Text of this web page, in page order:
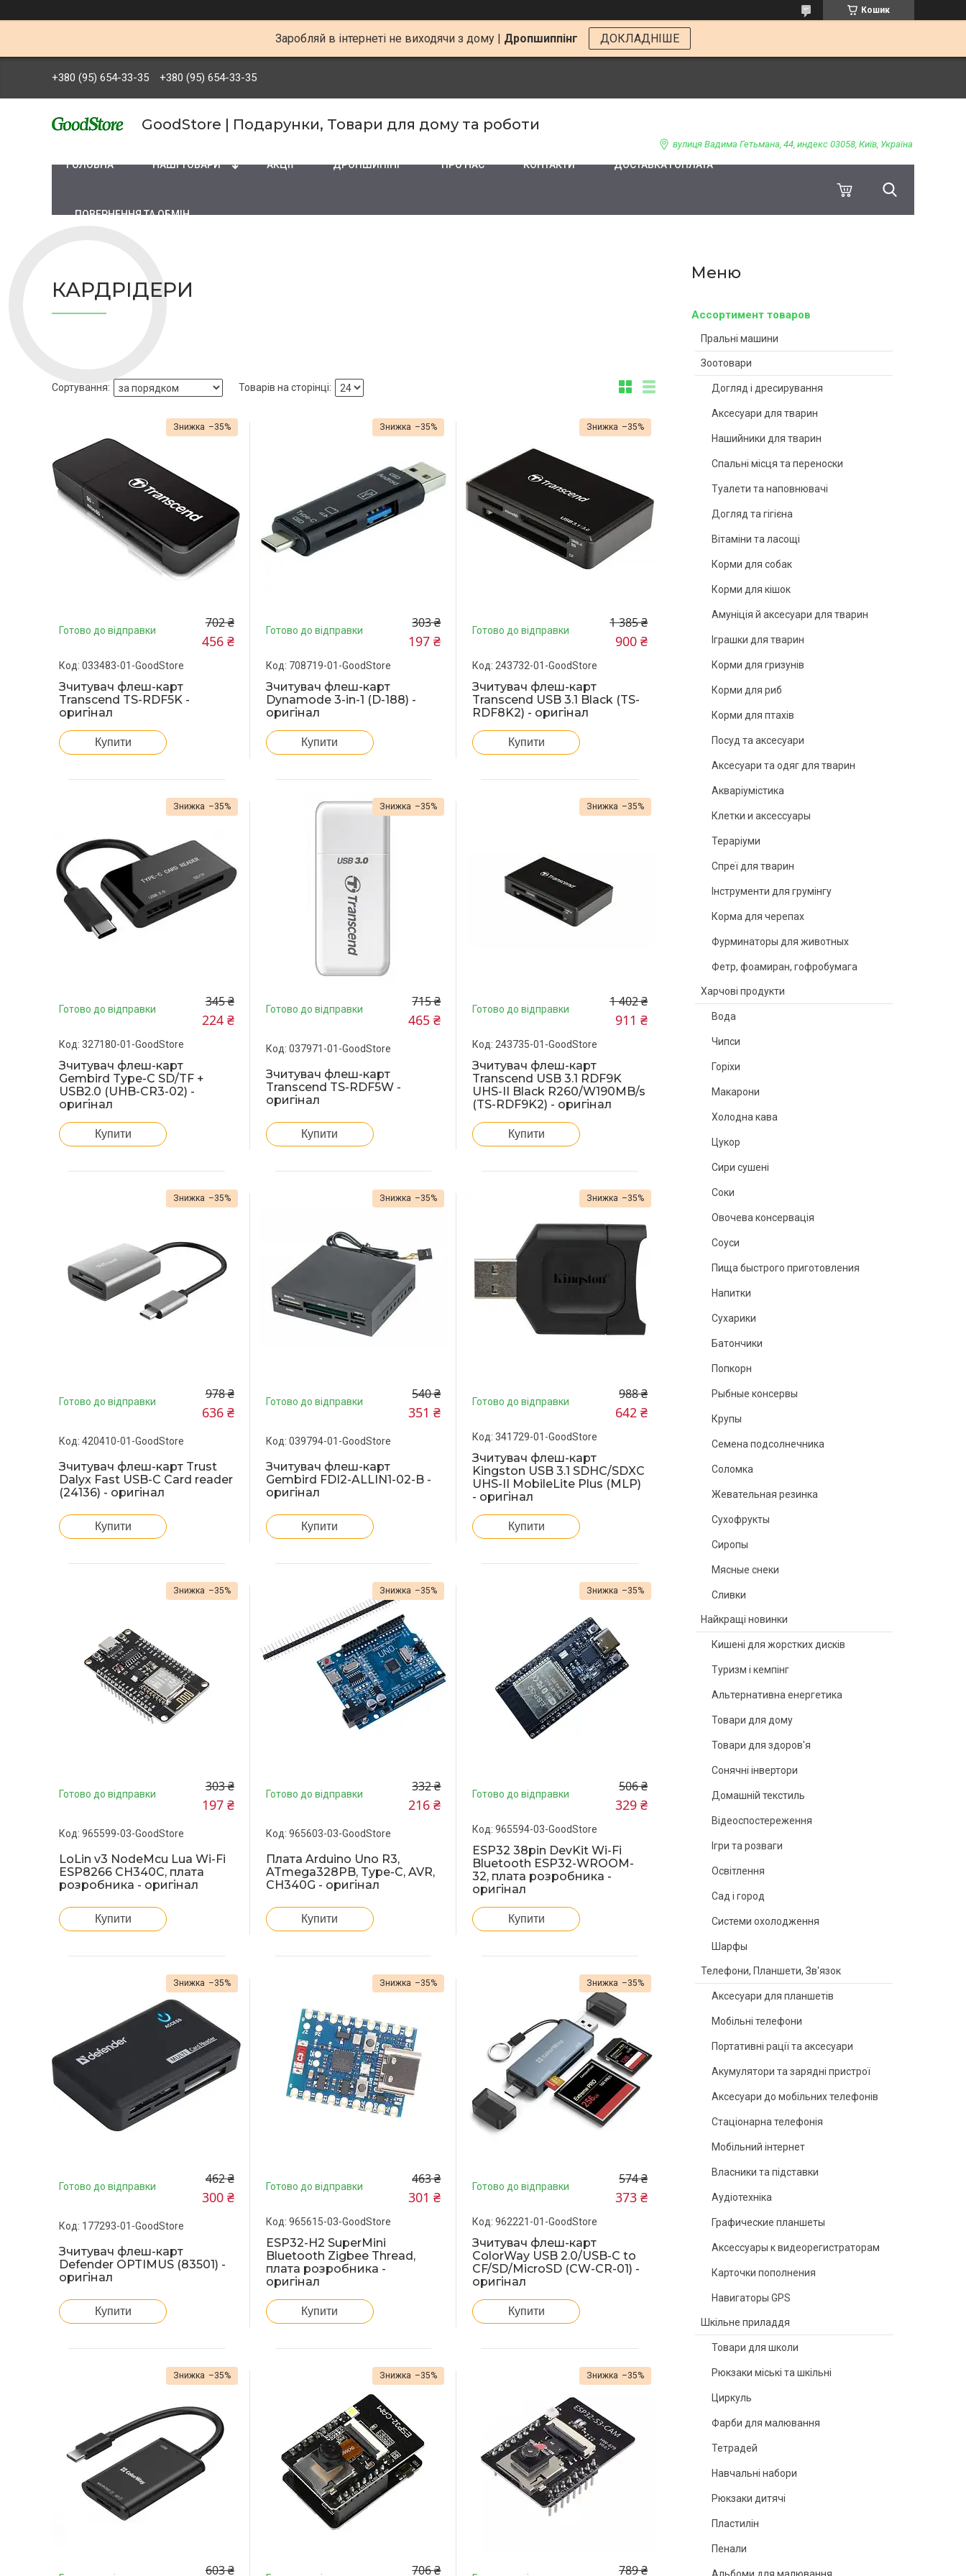
Кошик
Заробляй в інтернеті не виходячи з дому | Дропшиппінг ДОКЛАДНІШЕ
+380 (95) 654-33-35 +380 (95) 654-33-35
GoodStore | Подарунки, Товари для дому та роботи
вулиця Вадима Гетьмана, 44, индекс 03058, Київ, Україна
ГОЛОВНА НАШІ ТОВАРИ АКЦІЇ ДРОПШИПІНГ ПРО НАС КОНТАКТИ ДОСТАВКА І ОПЛАТА
ПОВЕРНЕННЯ ТА ОБМІН
Ассортимент товаров
Пральні машини
Зоотовари
Догляд і дресирування
Аксесуари для тварин
Нашийники для тварин
Спальні місця та переноски
Туалети та наповнювачі
Догляд та гігієна
Вітаміни та ласощі
Корми для собак
Корми для кішок
Амуніція й аксесуари для тварин
Іграшки для тварин
Корми для гризунів
Корми для риб
Корми для птахів
Посуд та аксесуари
Аксесуари та одяг для тварин
Акваріумістика
Клетки и аксессуары
Тераріуми
Спреї для тварин
Інструменти для грумінгу
Корма для черепах
Фурминаторы для животных
Фетр, фоамиран, гофробумага
Харчові продукти
Вода
Чипси
Горіхи
Макарони
Холодна кава
Цукор
Сири сушені
Соки
Овочева консервація
Соуси
Пища быстрого приготовления
Напитки
Сухарики
Батончики
Попкорн
Рыбные консервы
Крупы
Семена подсолнечника
Соломка
Жевательная резинка
Сухофрукты
Сиропы
Мясные снеки
Сливки
Найкращі новинки
Кишені для жорстких дисків
Туризм і кемпінг
Альтернативна енергетика
Товари для дому
Товари для здоров'я
Сонячні інвертори
Домашній текстиль
Відеоспостереження
Ігри та розваги
Освітлення
Сад і город
Системи охолодження
Шарфы
Телефони, Планшети, Зв'язок
Аксесуари для планшетів
Мобільні телефони
Портативні рації та аксесуари
Акумулятори та зарядні пристрої
Аксесуари до мобільних телефонів
Стаціонарна телефонія
Мобільний інтернет
Власники та підставки
Аудіотехніка
Графические планшеты
Аксессуары к видеорегистраторам
Карточки пополнения
Навигаторы GPS
Шкільне приладдя
Товари для школи
Рюкзаки міські та шкільні
Циркуль
Фарби для малювання
Тетрадей
Навчальні набори
Рюкзаки дитячі
Пластилін
Пенали
КАРДРІДЕРИ
–35%
Готово до відправки 702 ₴
456 ₴
033483-01-GoodStore
Зчитувач флеш-карт
Transcend TS-RDF5K -
оригінал
Купити
–35%
Готово до відправки 303 ₴
197 ₴
708719-01-GoodStore
Зчитувач флеш-карт
Dynamode 3-in-1 (D-188) -
оригінал
Купити
–35%
Готово до відправки 1 385 ₴
900 ₴
243732-01-GoodStore
Зчитувач флеш-карт
Transcend USB 3.1 Black (TS-
RDF8K2) - оригінал
Купити
–35%
Готово до відправки 345 ₴
224 ₴
327180-01-GoodStore
Зчитувач флеш-карт
Gembird Type-C SD/TF +
USB2.0 (UHB-CR3-02) -
оригінал
Купити
–35%
Готово до відправки 715 ₴
465 ₴
037971-01-GoodStore
Зчитувач флеш-карт
Transcend TS-RDF5W -
оригінал
Купити
–35%
Готово до відправки 1 402 ₴
911 ₴
243735-01-GoodStore
Зчитувач флеш-карт
Transcend USB 3.1 RDF9K
UHS-II Black R260/W190MB/s
(TS-RDF9K2) - оригінал
Купити
–35%
Готово до відправки 978 ₴
636 ₴
420410-01-GoodStore
Зчитувач флеш-карт Trust
Dalyx Fast USB-С Card reader
(24136) - оригінал
Купити
–35%
Готово до відправки 540 ₴
351 ₴
039794-01-GoodStore
Зчитувач флеш-карт
Gembird FDI2-ALLIN1-02-B -
оригінал
Купити
–35%
Готово до відправки 988 ₴
642 ₴
341729-01-GoodStore
Зчитувач флеш-карт
Kingston USB 3.1 SDHC/SDXC
UHS-II MobileLite Plus (MLP)
- оригінал
Купити
–35%
Готово до відправки 303 ₴
197 ₴
965599-03-GoodStore
LoLin v3 NodeMcu Lua Wi-Fi
ESP8266 CH340C, плата
розробника - оригінал
Купити
–35%
Готово до відправки 332 ₴
216 ₴
965603-03-GoodStore
Плата Arduino Uno R3,
ATmega328PB, Type-C, AVR,
CH340G - оригінал
Купити
–35%
Готово до відправки 506 ₴
329 ₴
965594-03-GoodStore
ESP32 38pin DevKit Wi-Fi
Bluetooth ESP32-WROOM-
32, плата розробника -
оригінал
Купити
–35%
Готово до відправки 462 ₴
300 ₴
177293-01-GoodStore
Зчитувач флеш-карт
Defender OPTIMUS (83501) -
оригінал
Купити
–35%
Готово до відправки 463 ₴
301 ₴
965615-03-GoodStore
ESP32-H2 SuperMini
Bluetooth Zigbee Thread,
плата розробника -
оригінал
Купити
–35%
Готово до відправки 574 ₴
373 ₴
962221-01-GoodStore
Зчитувач флеш-карт
ColorWay USB 2.0/USB-C to
CF/SD/MicroSD (CW-CR-01) -
оригінал
Купити
–35%
603 ₴
–35%
706 ₴
–35%
789 ₴